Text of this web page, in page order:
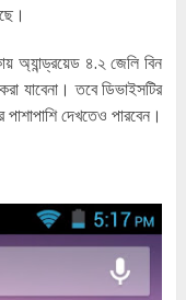
অ্যান্ড্রয়েড ৪.২ জেলি বিন
যাবেনা। তবে ডিভাইসটির
দেখতেও পারবেন।